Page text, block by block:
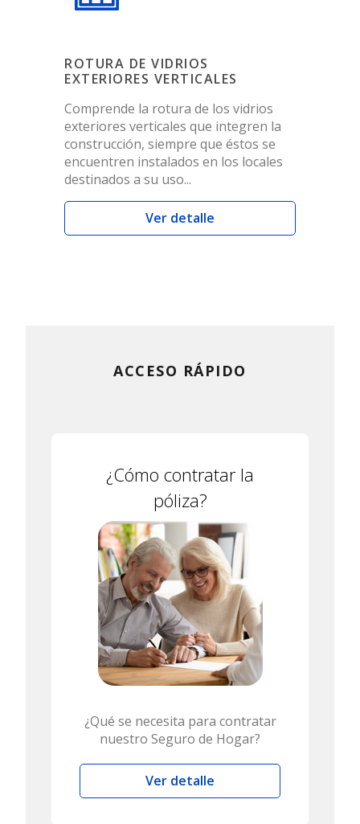
ROTURA DE VIDRIOS
EXTERIORES VERTICALES
Comprende la rotura de los vidrios
exteriores verticales que integren la
construcción, siempre que éstos se
encuentren instalados en los locales
destinados a su uso...
Ver detalle
ACCESO RÁPIDO
¿Cómo contratar la
póliza?
¿Qué se necesita para contratar
nuestro Seguro de Hogar?
Ver detalle